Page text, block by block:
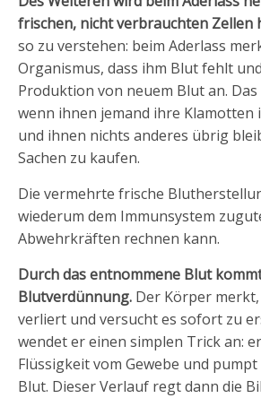
frischen, nicht verbrauchten Zellen
so zu verstehen: beim Aderlass
Organismus, dass ihm Blut fehlt
Produktion von neuem Blut an.
wenn ihnen jemand ihre Klamotten
und ihnen nichts anderes übrig
Sachen zu kaufen.
Die vermehrte frische
wiederum dem Immunsystem
Abwehrkräften rechnen kann.
Durch das entnommene Blut
Blutverdünnung. Der Körper
verliert und versucht es sofort zu
wendet er einen simplen Trick an:
Flüssigkeit vom Gewebe und
Blut. Dieser Verlauf regt dann die